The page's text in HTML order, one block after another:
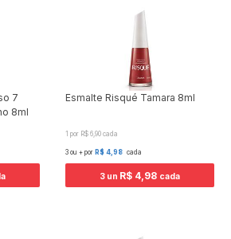
7
8ml
Esmalte Risqué Tamara 8ml
1 por R$ 6,90 cada
3 ou + por R$ 4,98 cada
3 un R$ 4,98 cada